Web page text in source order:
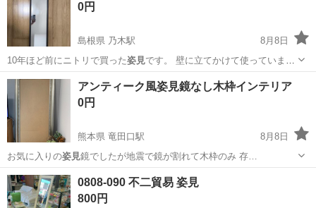
0円
島根県 乃木駅
8月8日
10年ほど前にニトリで買った姿見です。 壁に立てかけて使っていまし
た…
島根 松江市 ミラー/鏡
アンティーク風姿見鏡なし木枠インテリア
0円
熊本県 竜田口駅
8月8日
お気に入りの姿見鏡でしたが地震で鏡が割れて木枠のみ 存…
熊本 熊本市 竜田口駅 インテリア雑貨/小物
0808-090 不二貿易 姿見
800円